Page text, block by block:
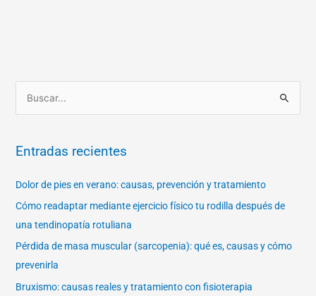
c
r
:
Entradas recientes
Dolor de pies en verano: causas, prevención y tratamiento
Cómo readaptar mediante ejercicio físico tu rodilla después de
una tendinopatía rotuliana
Pérdida de masa muscular (sarcopenia): qué es, causas y cómo
prevenirla
Bruxismo: causas reales y tratamiento con fisioterapia